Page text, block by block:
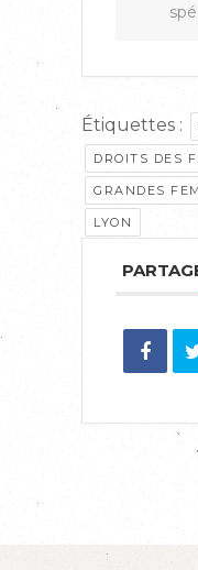
Étiquettes :
DROITS DES
GRANDES
LYON